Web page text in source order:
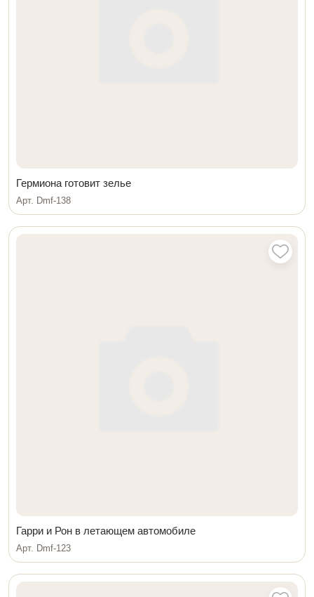
Гермиона готовит зелье
Арт. Dmf-138
Гарри и Рон в летающем автомобиле
Арт. Dmf-123